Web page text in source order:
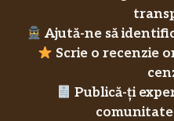
Ajută-ne să
Scrie o recenzie
Publică-ți